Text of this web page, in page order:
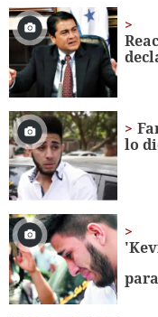
46
seconds
lo